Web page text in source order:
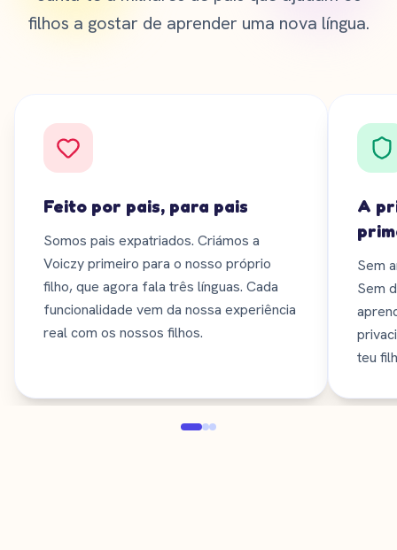
filhos a gostar de aprender uma nova língua.
Feito por pais, para pais
Somos pais expatriados. Criámos a
Voiczy primeiro para o nosso próprio
filho, que agora fala três línguas. Cada
funcionalidade vem da nossa experiência
real com os nossos filhos.
A
Sem
Sem
teu